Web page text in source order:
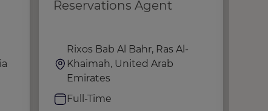
Reservations Agent
Rixos Bab Al Bahr, Ras Al-
Khaimah, United Arab
Emirates
Full-Time